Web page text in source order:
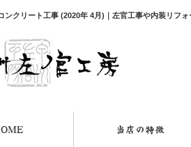
ンクリート工事 (2020年 4月)｜左官工事や内装リフ
当店の特徴